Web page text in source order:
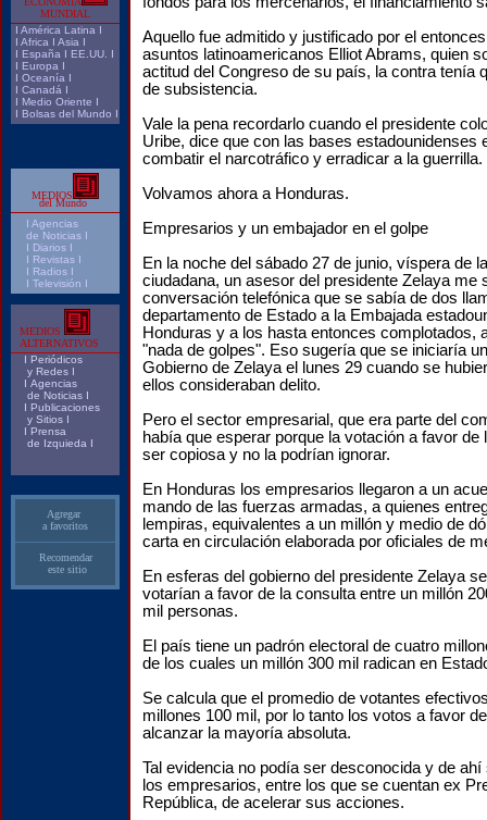
MUNDIAL
I América Latina I
I Africa I Asia I
I España I EE.UU.
I
I Europa I
I Oceanía I
I Canadá I
I Medio Oriente I
I Bolsas del Mundo I
MEDIOS
del Mundo
I Agencias
de Noticias I
I Diarios I
I Revistas I
I Radios I
I Televisión I
MEDIOS
ALTERNATIVOS
I Periódicos
y Redes I
I Agencias
de Noticias I
I Publicaciones
y Sitios I
I Prensa
de Izquieda I
Agregar
a favoritos
Recomendar
este sitio
Aquello fue admitido y justificado por el
asuntos latinoamericanos Elliot Abrams, quien
actitud del Congreso de su país, la contra tenía
de subsistencia.
Vale la pena recordarlo cuando el presidente
Uribe, dice que con las bases estadounidenses
combatir el narcotráfico y erradicar a la guerrilla.
Volvamos ahora a Honduras.
Empresarios y un embajador en el golpe
En la noche del sábado 27 de junio, víspera de
ciudadana, un asesor del presidente Zelaya me
conversación telefónica que se sabía de dos
departamento de Estado a la Embajada
Honduras y a los hasta entonces complotados,
"nada de golpes". Eso sugería que se iniciaría
Gobierno de Zelaya el lunes 29 cuando se
ellos consideraban delito.
Pero el sector empresarial, que era parte del
había que esperar porque la votación a favor de
ser copiosa y no la podrían ignorar.
En Honduras los empresarios llegaron a un
mando de las fuerzas armadas, a quienes
lempiras, equivalentes a un millón y medio de
carta en circulación elaborada por oficiales de
En esferas del gobierno del presidente Zelaya
votarían a favor de la consulta entre un millón
mil personas.
El país tiene un padrón electoral de cuatro
de los cuales un millón 300 mil radican en
Se calcula que el promedio de votantes
millones 100 mil, por lo tanto los votos a favor
alcanzar la mayoría absoluta.
Tal evidencia no podía ser desconocida y de
los empresarios, entre los que se cuentan ex
República, de acelerar sus acciones.